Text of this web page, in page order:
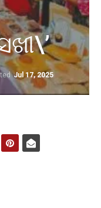
Jul 17, 2025